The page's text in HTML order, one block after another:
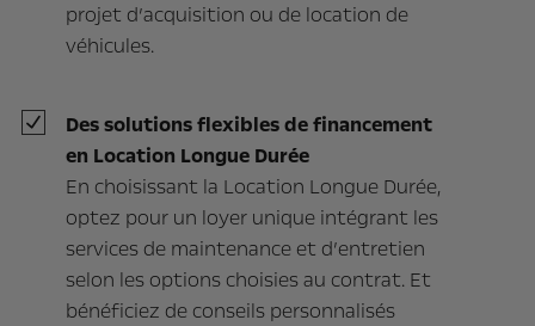
projet d’acquisition ou de location de
véhicules.
Des solutions flexibles de financement
en Location Longue Durée
En choisissant la Location Longue Durée,
optez pour un loyer unique intégrant les
services de maintenance et d’entretien
selon les options choisies au contrat. Et
bénéficiez de conseils personnalisés